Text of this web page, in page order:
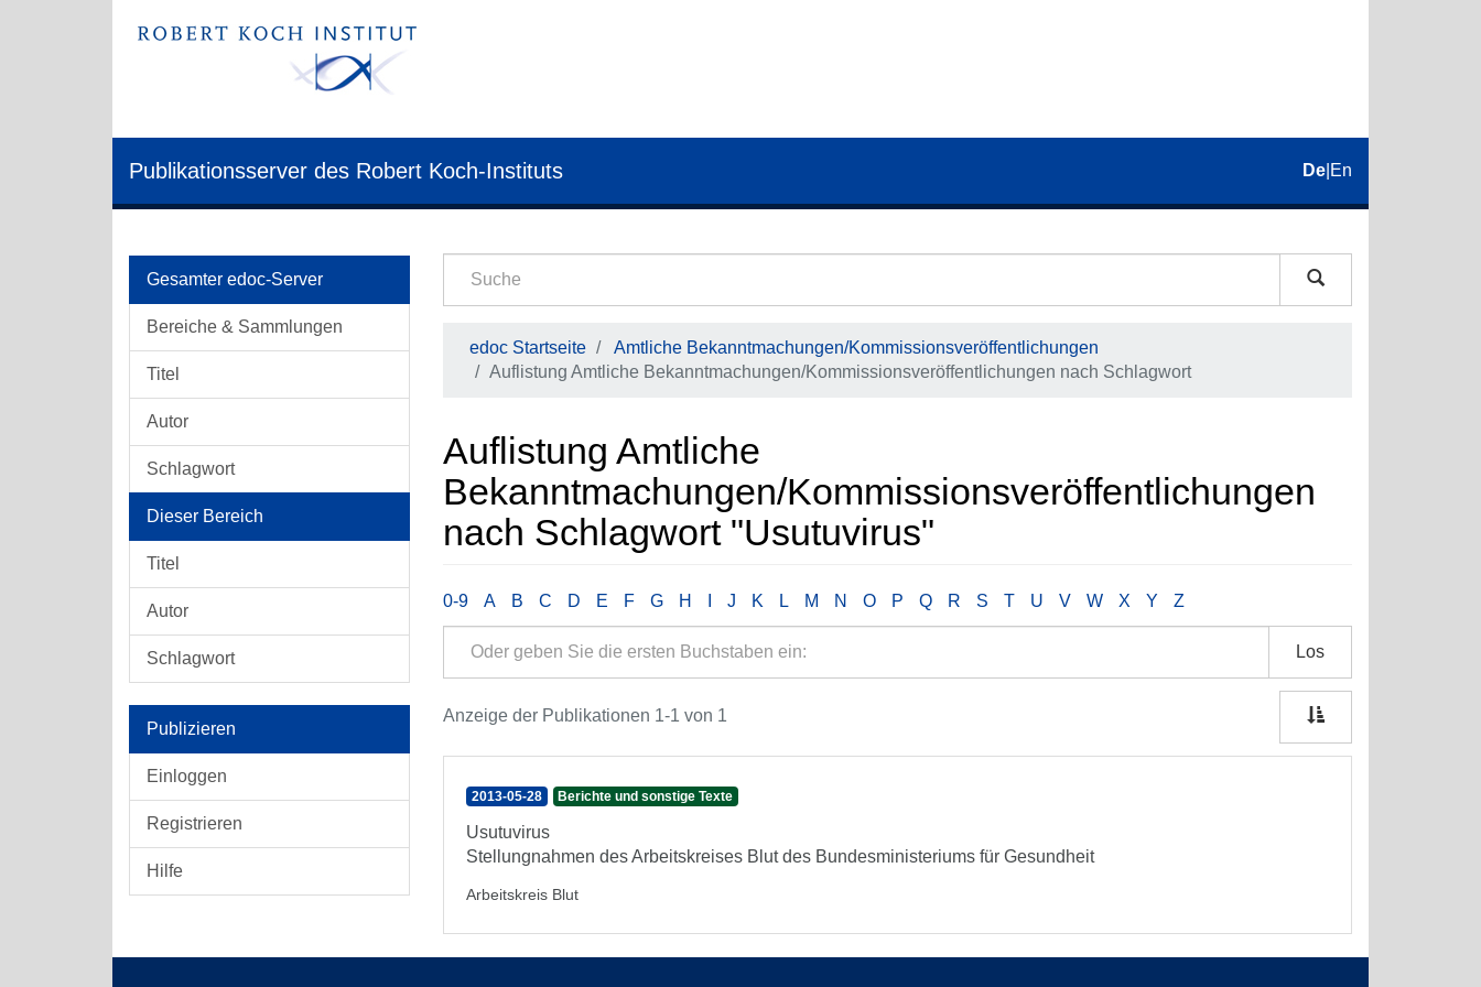
Publikationsserver des Robert Koch-Instituts De En
Gesamter edoc-Server
Bereiche & Sammlungen
Titel
Autor
Schlagwort
Dieser Bereich
Titel
Autor
Schlagwort
Publizieren
Einloggen
Registrieren
Hilfe
edoc Startseite
Amtliche Bekanntmachungen/Kommissionsveröffentlichungen
Auflistung Amtliche Bekanntmachungen/Kommissionsveröffentlichungen nach Schlagwort
Auflistung Amtliche
Bekanntmachungen/Kommissionsveröffentlichungen
nach Schlagwort "Usutuvirus"
0-9 A B C D E F G H J K L M N O P Q R S T U V W X Y Z
Los
Anzeige der Publikationen 1-1 von 1
2013-05-28 Berichte und sonstige Texte
Usutuvirus
Stellungnahmen des Arbeitskreises Blut des Bundesministeriums für Gesundheit
Arbeitskreis Blut